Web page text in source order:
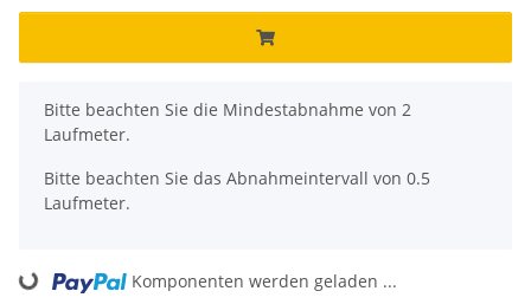
x
Bitte beachten Sie die Mindestabnahme von 2
Laufmeter.
Bitte beachten Sie das Abnahmeintervall von 0.5
Laufmeter.
Komponenten werden geladen ...